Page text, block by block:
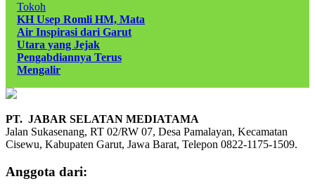
Tokoh
KH Usep Romli HM, Mata
Air Inspirasi dari Garut
Utara yang Jejak
Pengabdiannya Terus
Mengalir
PT. JABAR SELATAN MEDIATAMA
Jalan Sukasenang, RT 02/RW 07, Desa Pamalayan, Kecamatan
Cisewu, Kabupaten Garut, Jawa Barat, Telepon 0822-1175-1509.
Anggota dari: